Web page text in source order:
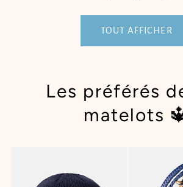
TOUT AFFICHER
Les préférés
matelots